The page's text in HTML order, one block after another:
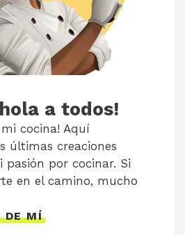
a todos!
cocina! Aquí
últimas creaciones
pasión por cocinar. Si
en el camino, mucho
DE MÍ